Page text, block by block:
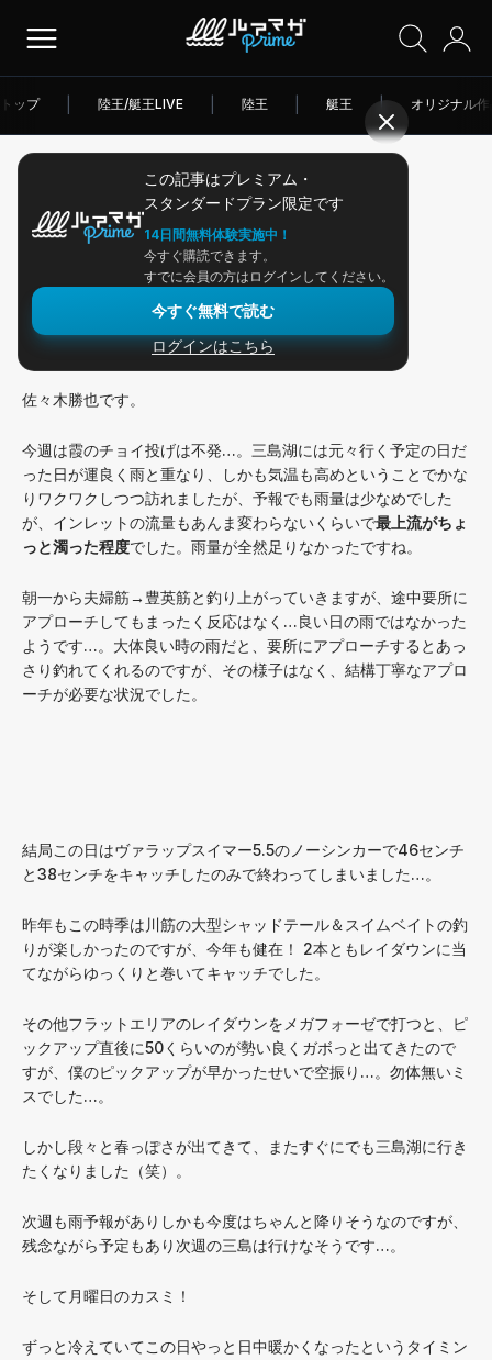
トップ 陸王/艇王LIVE 陸王 艇王 | オリジナル
この記事はプレミアム・
スタンダードプラン限定です
14日間無料体験実施中！
今すぐ購読できます。
すでに会員の方はログインしてください。
今すぐ無料で読む
ログインはこちら
アングラー連載
三島湖の雨パワーに期待？
皆さんこんにちは！
佐々木勝也です。
今週は霞のチョイ投げは不発…。三島湖には元々行く予定の日だ
った日が運良く雨と重なり、しかも気温も高めということでかな
りワクワクしつつ訪れましたが、予報でも雨量は少なめでした
が、インレットの流量もあんま変わらないくらいで最上流がちょ
っと濁った程度でした。雨量が全然足りなかったですね。
朝一から夫婦筋→豊英筋と釣り上がっていきますが、途中要所に
アプローチしてもまったく反応はなく…良い日の雨ではなかった
ようです…。大体良い時の雨だと、要所にアプローチするとあっ
さり釣れてくれるのですが、その様子はなく、結構丁寧なアプロ
ーチが必要な状況でした。
結局この日はヴァラップスイマー5.5のノーシンカーで46センチ
と38センチをキャッチしたのみで終わってしまいました…。
昨年もこの時季は川筋の大型シャッドテール＆スイムベイトの釣
りが楽しかったのですが、今年も健在！ 2本ともレイダウンに当
てながらゆっくりと巻いてキャッチでした。
その他フラットエリアのレイダウンをメガフォーゼで打つと、ピ
ックアップ直後に50くらいのが勢い良くガボっと出てきたので
すが、僕のピックアップが早かったせいで空振り…。勿体無いミ
スでした…。
しかし段々と春っぽさが出てきて、またすぐにでも三島湖に行き
たくなりました（笑）。
次週も雨予報がありしかも今度はちゃんと降りそうなのですが、
残念ながら予定もあり次週の三島は行けなそうです…。
そして月曜日のカスミ！
ずっと冷えていてこの日やっと日中暖かくなったというタイミン